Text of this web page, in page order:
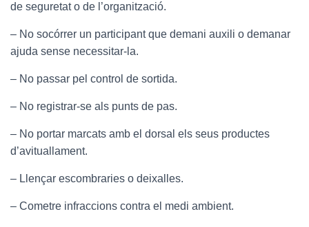
de seguretat o de l’organització.
– No socórrer un participant que demani auxili o demanar
ajuda sense necessitar-la.
– No passar pel control de sortida.
– No registrar-se als punts de pas.
– No portar marcats amb el dorsal els seus productes
d’avituallament.
– Llençar escombraries o deixalles.
– Cometre infraccions contra el medi ambient.